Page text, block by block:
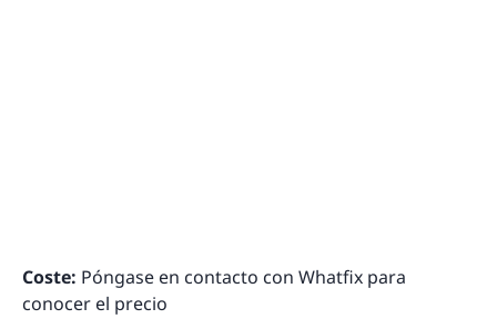
Coste: Póngase en contacto con Whatfix para
conocer el precio